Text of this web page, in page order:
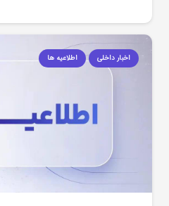
اخبار داخلی اطلاعیه ها